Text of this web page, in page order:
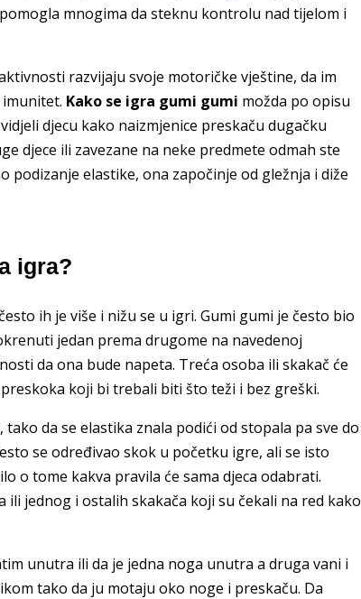
mnogima da steknu kontrolu nad tijelom i
razvijaju svoje motoričke vještine, da im
Kako se igra gumi gumi možda po opisu
djecu kako naizmjenice preskaču dugačku
djece ili zavezane na neke predmete odmah ste
elastike, ona započinje od gležnja i diže
igra?
ih je više i nižu se u igri. Gumi gumi je često bio
jedan prema drugome na navedenoj
da ona bude napeta. Treća osoba ili skakač će
koji bi trebali biti što teži i bez greški.
da se elastika znala podići od stopala pa sve do
se određivao skok u početku igre, ali se isto
o tome kakva pravila će sama djeca odabrati.
jednog i ostalih skakača koji su čekali na red kako
unutra ili da je jedna noga unutra a druga vani i
tako da ju motaju oko noge i preskaču. Da